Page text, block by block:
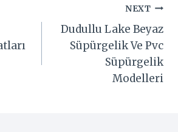
NEXT
Dudullu Lake Beyaz
Süpürgelik Ve Pvc
Süpürgelik
Modelleri